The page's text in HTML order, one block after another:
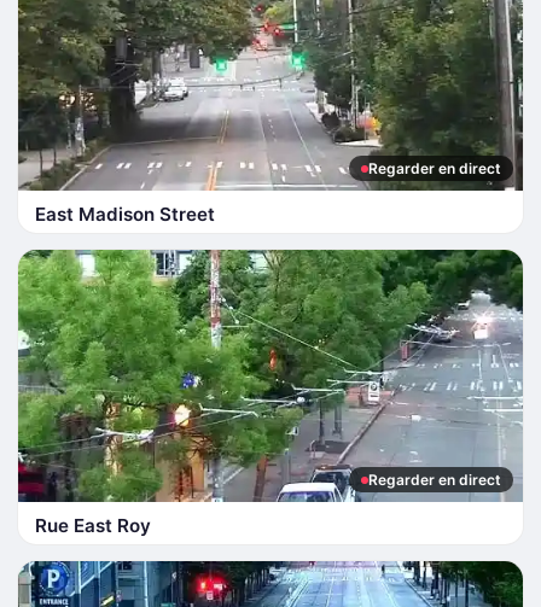
Regarder en direct
East Madison Street
Regarder en direct
Rue East Roy